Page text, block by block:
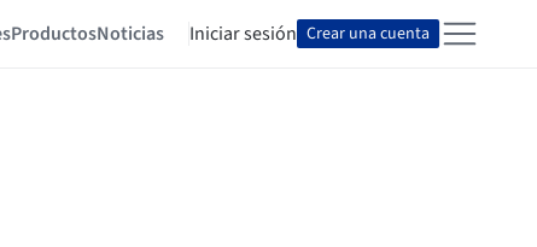
ProductosNoticias Iniciar sesión Crear una cuenta